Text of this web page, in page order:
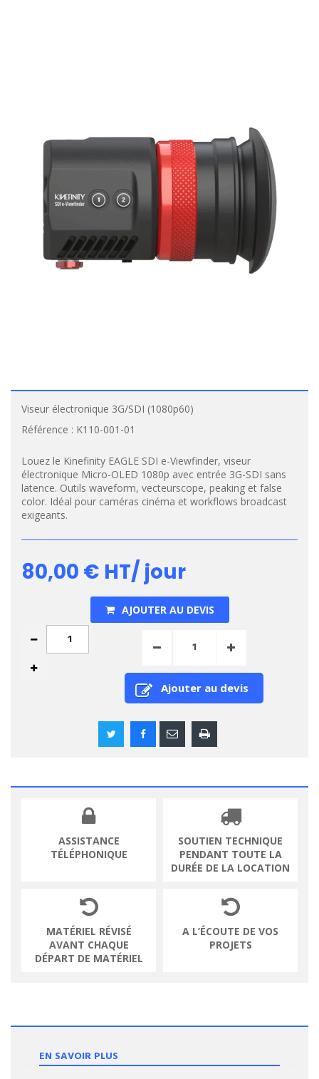
Viseur électronique 3G/SDI (1080p60)
Référence : K110-001-01
Louez le Kinefinity EAGLE SDI e-Viewfinder, viseur
électronique Micro-OLED 1080p avec entrée 3G-SDI sans
latence. Outils waveform, vecteurscope, peaking et false
color. Idéal pour caméras cinéma et workflows broadcast
exigeants.
80,00 € HT/ jour
AJOUTER AU DEVIS
Ajouter au devis
ASSISTANCE
TÉLÉPHONIQUE
SOUTIEN TECHNIQUE
PENDANT TOUTE LA
DURÉE DE LA LOCATION
MATÉRIEL RÉVISÉ
AVANT CHAQUE
DÉPART DE MATÉRIEL
A L’ÉCOUTE DE VOS
PROJETS
EN SAVOIR PLUS